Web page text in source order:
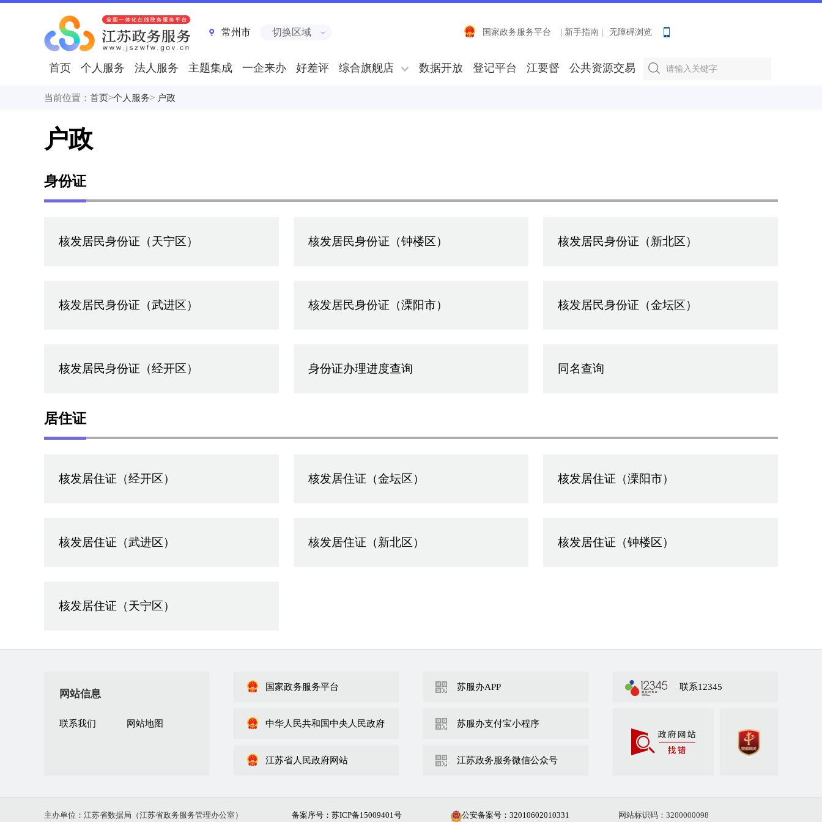
常州市 切换区域 国家政务服务平台 | 新手指南 | 无障碍浏览
首页 个人服务 法人服务 主题集成 一企来办 好差评 综合旗舰店 数据开放 登记平台 江要督 公共资源交易
当前位置： 首页>个人服务> 户政
户政
身份证
核发居民身份证（天宁区） 核发居民身份证（钟楼区） 核发居民身份证（新北区）
核发居民身份证（武进区） 核发居民身份证（溧阳市） 核发居民身份证（金坛区）
核发居民身份证（经开区） 身份证办理进度查询 同名查询
居住证
核发居住证（经开区） 核发居住证（金坛区） 核发居住证（溧阳市）
核发居住证（武进区） 核发居住证（新北区） 核发居住证（钟楼区）
核发居住证（天宁区）
网站信息
联系我们 网站地图
国家政务服务平台
中华人民共和国中央人民政府
江苏省人民政府网站
苏服办APP
苏服办支付宝小程序
江苏政务服务微信公众号
联系12345
主办单位：江苏省数据局（江苏省政务服务管理办公室） 备案序号：苏ICP备15009401号 公安备案号： 32010602010331 网站标识码：3200000098